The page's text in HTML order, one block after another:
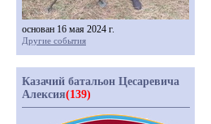
основан 16 мая 2024 г.
Другие события
Казачий батальон Цесаревича
Алексия(139)